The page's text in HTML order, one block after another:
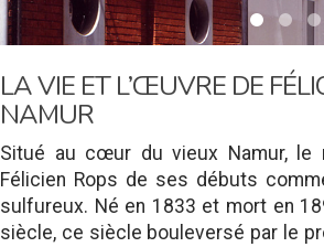
LA VIE ET L’ŒUVRE DE
NAMUR
Situé au cœur du vieux Namur, le
Félicien Rops de ses débuts
sulfureux. Né en 1833 et mort en
siècle, ce siècle bouleversé par le